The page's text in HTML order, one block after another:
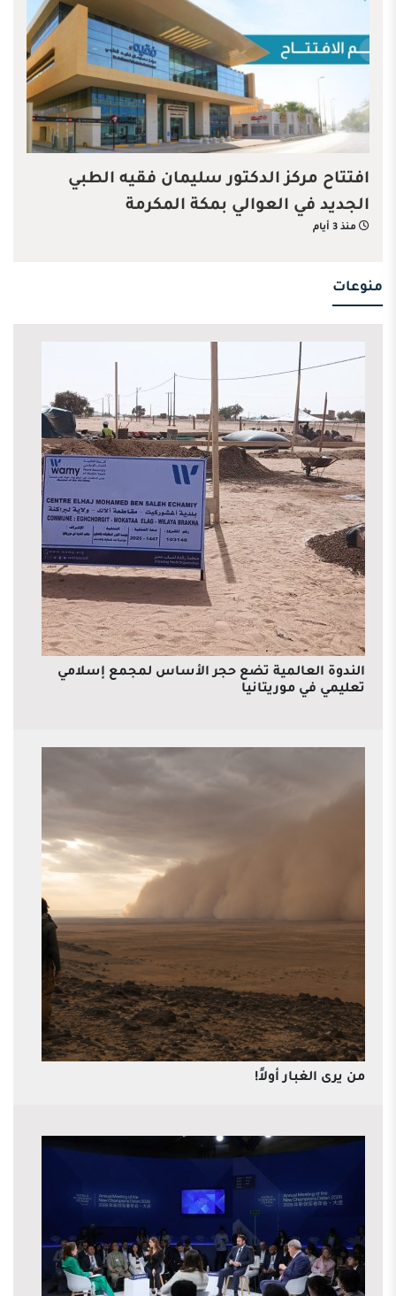
افتتاح مركز الدكتور سليمان فقيه الطبي
الجديد في العوالي بمكة المكرمة
منذ 3 أيام
منوعات
الندوة العالمية تضع حجر الأساس لمجمع إسلامي
تعليمي في موريتانيا
من يرى الغبار أولاً!